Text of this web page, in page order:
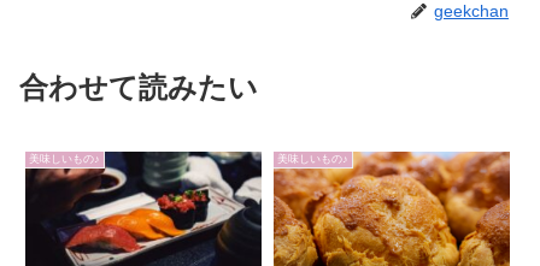
geekchan
合わせて読みたい
美味しいもの♪ 美味しいもの♪